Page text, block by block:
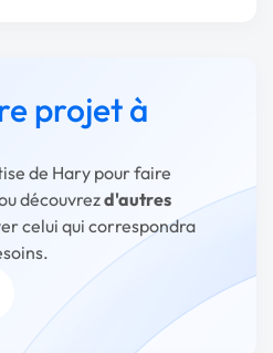
projet à
de Hary pour faire
découvrezd'autres
celui qui correspondra